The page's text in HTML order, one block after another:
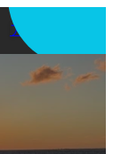
アプリを使う